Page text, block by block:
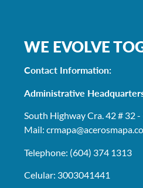
WE EVOLVE
Contact Information:
Administrative
South Highway Cra. 42 # 32 -
Mail: crmapa
Telephone: (604) 374 1313
Celular: 3003041441